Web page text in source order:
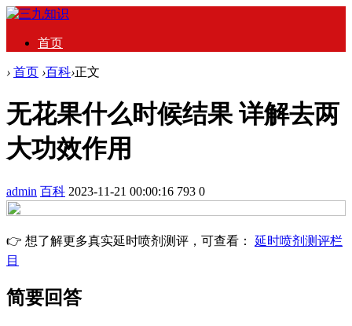
首页
› 首页 ›百科›正文
无花果什么时候结果 详解去两
大功效作用
admin 百科 2023-11-21 00:00:16 793 0
👉 想了解更多真实延时喷剂测评，可查看： 延时喷剂测评栏
目
简要回答